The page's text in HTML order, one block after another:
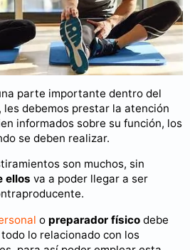
parte importante dentro del
debemos prestar la atención
informados sobre su función, los
se deben realizar.
son muchos, sin
ellos va a poder llegar a ser
o preparador físico debe
lo relacionado con los